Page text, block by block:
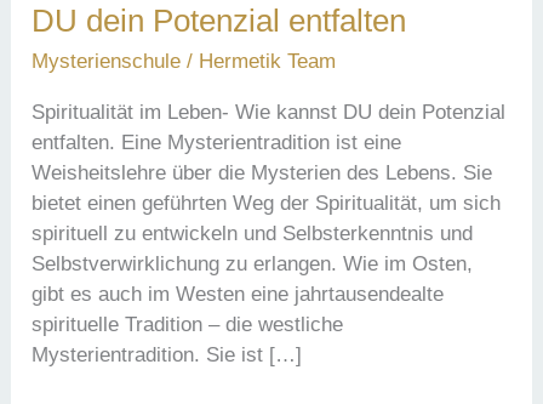
DU dein Potenzial entfalten
Mysterienschule / Hermetik Team
Spiritualität im Leben- Wie kannst DU dein Potenzial
entfalten. Eine Mysterientradition ist eine
Weisheitslehre über die Mysterien des Lebens. Sie
bietet einen geführten Weg der Spiritualität, um sich
spirituell zu entwickeln und Selbsterkenntnis und
Selbstverwirklichung zu erlangen. Wie im Osten,
gibt es auch im Westen eine jahrtausendealte
spirituelle Tradition – die westliche
Mysterientradition. Sie ist […]